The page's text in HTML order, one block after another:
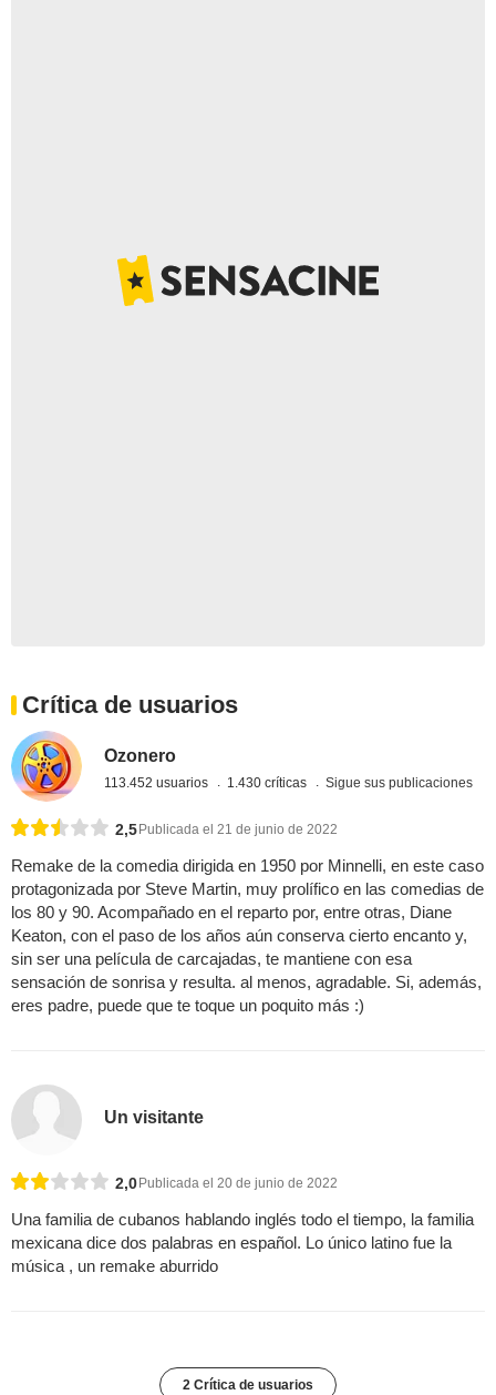
Crítica de usuarios
Ozonero
113.452 usuarios 1.430 críticas Sigue sus publicaciones
2,5Publicada el 21 de junio de 2022
Remake de la comedia dirigida en 1950 por Minnelli, en este caso
protagonizada por Steve Martin, muy prolífico en las comedias de
los 80 y 90. Acompañado en el reparto por, entre otras, Diane
Keaton, con el paso de los años aún conserva cierto encanto y,
sin ser una película de carcajadas, te mantiene con esa
sensación de sonrisa y resulta. al menos, agradable. Si, además,
eres padre, puede que te toque un poquito más :)
Un visitante
2,0 Publicada el 20 de junio de 2022
Una familia de cubanos hablando inglés todo el tiempo, la familia
mexicana dice dos palabras en español. Lo único latino fue la
música , un remake aburrido
2 Crítica de usuarios